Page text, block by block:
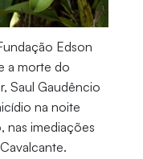
Edson
a morte do
Saul Gaudêncio
na noite
nas imediações